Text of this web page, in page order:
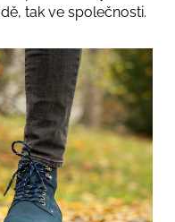
tak ve společnosti.